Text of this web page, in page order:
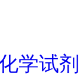
学试剂